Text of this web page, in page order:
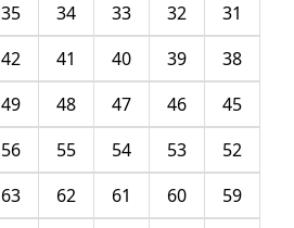
31
32
33
34
35
38
39
40
41
42
45
46
47
48
49
52
53
54
55
56
59
60
61
62
63